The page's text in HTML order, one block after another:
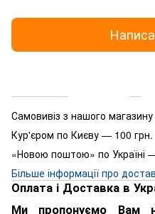
Самовивіз з нашого
Кур'єром по Києву — 100 грн.
«Новою поштою» по Україні
Більше інформації про
Оплата і Доставка в
Ми пропонуємо Вам